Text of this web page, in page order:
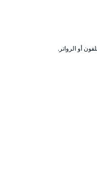
أو الرواتر.